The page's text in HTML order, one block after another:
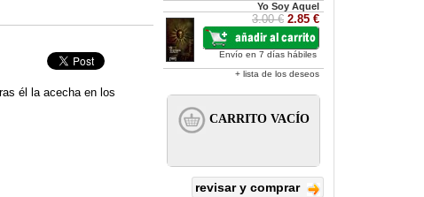
él la acecha en los
Yo Soy Aquel
3.00 € 2.85 €
Envío en 7 días hábiles
+ lista de los deseos
revisar y comprar